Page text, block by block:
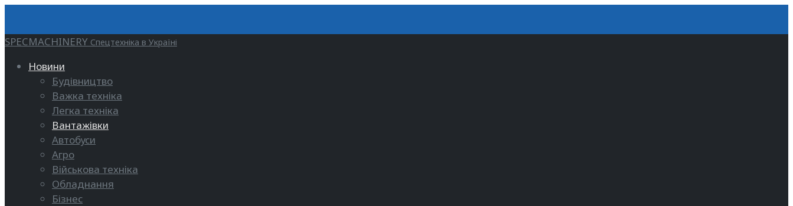
SPECMACHINERY Спецтехніка в Україні
Новини
Будівництво
Важка техніка
Легка техніка
Вантажівки
Автобуси
Агро
Військова техніка
Обладнання
Бізнес